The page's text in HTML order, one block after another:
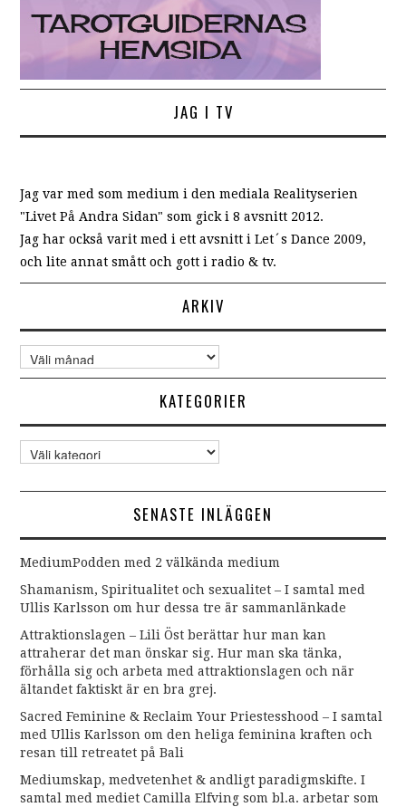
JAG I TV
Jag var med som medium i den mediala Realityserien
"Livet På Andra Sidan" som gick i 8 avsnitt 2012.
Jag har också varit med i ett avsnitt i Let´s Dance 2009,
och lite annat smått och gott i radio & tv.
ARKIV
Arkiv
KATEGORIER
Kategorier
SENASTE INLÄGGEN
MediumPodden med 2 välkända medium
Shamanism, Spiritualitet och sexualitet – I samtal med
Ullis Karlsson om hur dessa tre är sammanlänkade
Attraktionslagen – Lili Öst berättar hur man kan
attraherar det man önskar sig. Hur man ska tänka,
förhålla sig och arbeta med attraktionslagen och när
ältandet faktiskt är en bra grej.
Sacred Feminine & Reclaim Your Priestesshood – I samtal
med Ullis Karlsson om den heliga feminina kraften och
resan till retreatet på Bali
Mediumskap, medvetenhet & andligt paradigmskifte. I
samtal med mediet Camilla Elfving som bl.a. arbetar som